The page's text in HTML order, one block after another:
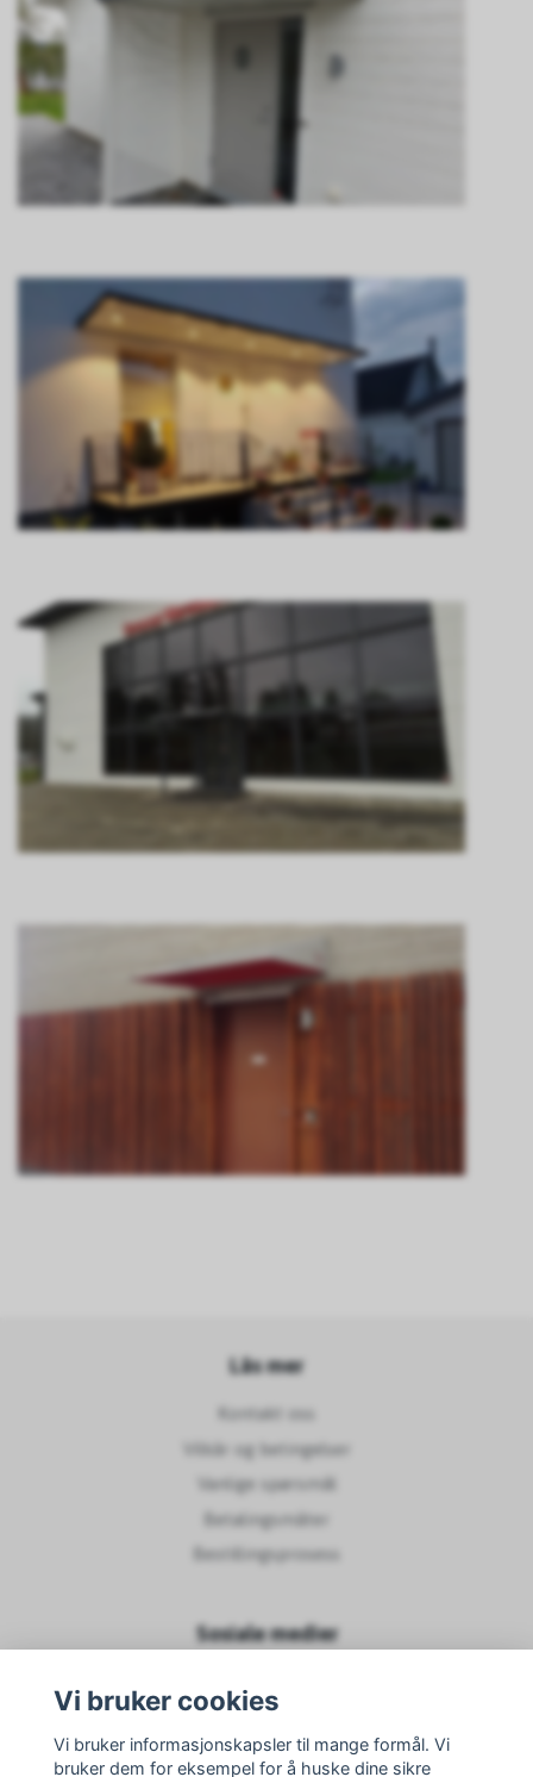
Läs mer
Kontakt oss
Vilkår og betingelser
Vanlige spørsmål
Betalingsmåter
Bestillingsprosess
Sosiale medier
Vi bruker cookies
Vi bruker informasjonskapsler til mange formål. Vi
bruker dem for eksempel for å huske dine sikre